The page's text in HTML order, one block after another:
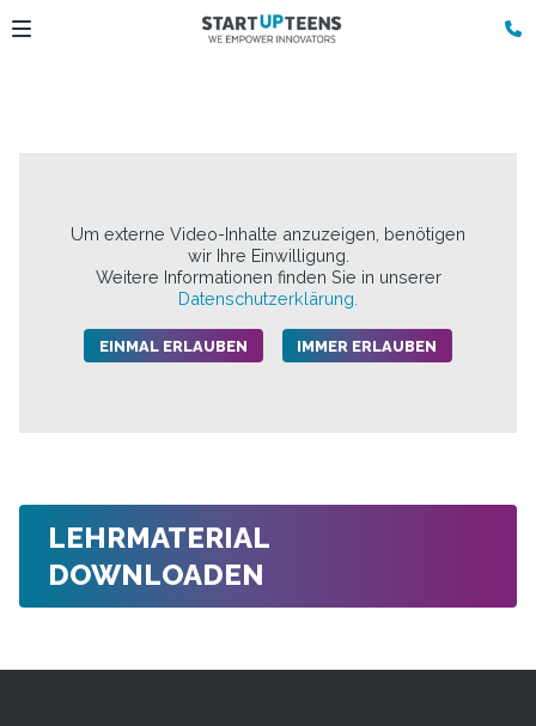
Um externe Video-Inhalte anzuzeigen, benötigen
wir Ihre Einwilligung.
Weitere Informationen finden Sie in unserer
Datenschutzerklärung.
EINMAL ERLAUBEN IMMER ERLAUBEN
LEHRMATERIAL
DOWNLOADEN